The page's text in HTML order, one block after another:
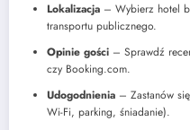
Lokalizacja – Wybierz hotel
transportu publicznego.
Opinie gości – Sprawdź
czy Booking.com.
Udogodnienia – Zastanów
Wi-Fi, parking, śniadanie).